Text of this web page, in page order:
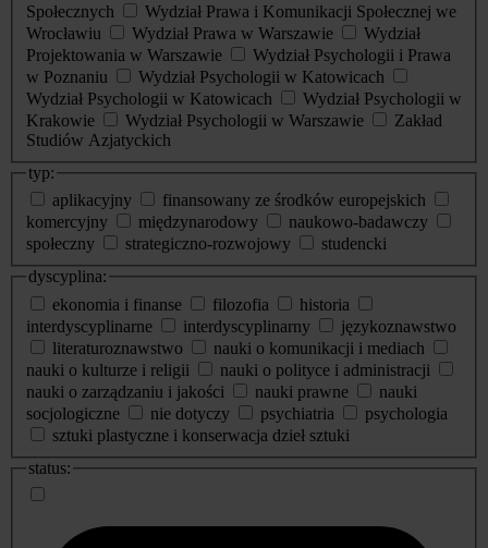
Społecznych
Wydział Prawa i Komunikacji Społecznej we
Wrocławiu
Wydział Prawa w Warszawie
Wydział
Projektowania w Warszawie
Wydział Psychologii i Prawa
w Poznaniu
Wydział Psychologii w Katowicach
Wydział Psychologii w Katowicach
Wydział Psychologii w
Krakowie
Wydział Psychologii w Warszawie
Zakład
Studiów Azjatyckich
typ:
aplikacyjny
finansowany ze środków europejskich
komercyjny
międzynarodowy
naukowo-badawczy
społeczny
strategiczno-rozwojowy
studencki
dyscyplina:
ekonomia i finanse
filozofia
historia
interdyscyplinarne
interdyscyplinarny
językoznawstwo
literaturoznawstwo
nauki o komunikacji i mediach
nauki o kulturze i religii
nauki o polityce i administracji
nauki o zarządzaniu i jakości
nauki prawne
nauki
socjologiczne
nie dotyczy psychiatria
psychologia
sztuki plastyczne i konserwacja dzieł sztuki
status: